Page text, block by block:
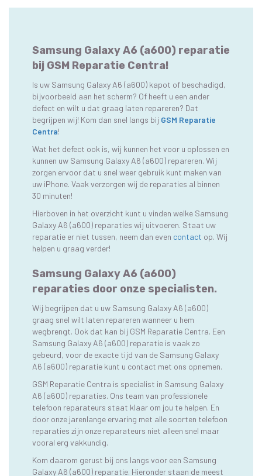
Samsung Galaxy A6 (a600) reparatie
bij GSM Reparatie Centra!
Is uw Samsung Galaxy A6 (a600) kapot of beschadigd,
bijvoorbeeld aan het scherm? Of heeft u een ander
defect en wilt u dat graag laten repareren? Dat
begrijpen wij! Kom dan snel langs bij GSM Reparatie
Centra!
Wat het defect ook is, wij kunnen het voor u oplossen en
kunnen uw Samsung Galaxy A6 (a600) repareren. Wij
zorgen ervoor dat u snel weer gebruik kunt maken van
uw iPhone. Vaak verzorgen wij de reparaties al binnen
30 minuten!
Hierboven in het overzicht kunt u vinden welke Samsung
Galaxy A6 (a600) reparaties wij uitvoeren. Staat uw
reparatie er niet tussen, neem dan even contact op. Wij
helpen u graag verder!
Samsung Galaxy A6 (a600)
reparaties door onze specialisten.
Wij begrijpen dat u uw Samsung Galaxy A6 (a600)
graag snel wilt laten repareren wanneer u hem
wegbrengt. Ook dat kan bij GSM Reparatie Centra. Een
Samsung Galaxy A6 (a600) reparatie is vaak zo
gebeurd, voor de exacte tijd van de Samsung Galaxy
A6 (a600) reparatie kunt u contact met ons opnemen.
GSM Reparatie Centra is specialist in Samsung Galaxy
A6 (a600) reparaties. Ons team van professionele
telefoon reparateurs staat klaar om jou te helpen. En
door onze jarenlange ervaring met alle soorten telefoon
reparaties zijn onze reparateurs niet alleen snel maar
vooral erg vakkundig.
Kom daarom gerust bij ons langs voor een Samsung
Galaxy A6 (a600) reparatie. Hieronder staan de meest